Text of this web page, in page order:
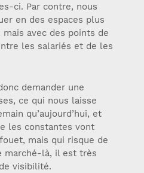
ci. Par contre, nous
en des espaces plus
avec des points de
les salariés et de les
demander une
ce qui nous laisse
qu’aujourd’hui, et
les constantes vont
mais qui risque de
marché-là, il est très
visibilité.